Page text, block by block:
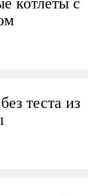
теста из